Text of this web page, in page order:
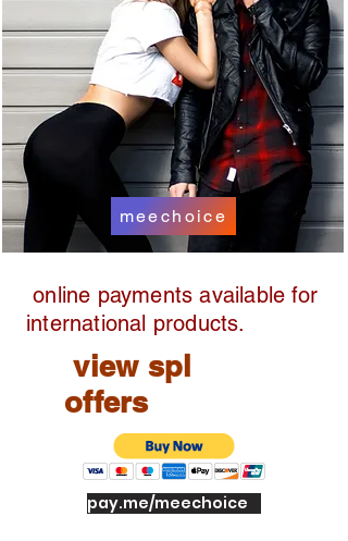
meechoice
online payments available for
international products.
view spl
offers
pay.me/meechoice